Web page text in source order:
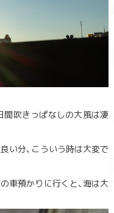
間吹きっぱなしの大風は凄
い分、こういう時は大変で
車預かりに行くと、海は大